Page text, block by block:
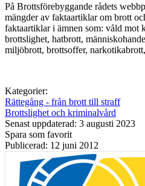
På Brottsförebyggande rådets
mängder av faktaartiklar om brott
faktaartiklar i ämnen som: våld mot
brottslighet, hatbrott,
miljöbrott, brottsoffer,
Kategorier:
Rättegång - från brott till straff
Brottslighet och kriminalvård
Senast uppdaterad: 3 augusti 2023
Spara som favorit
Publicerad: 12 juni 2012